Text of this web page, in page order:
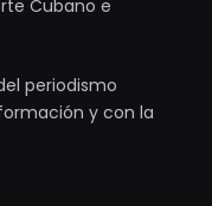
Cubano e
periodismo
y con la